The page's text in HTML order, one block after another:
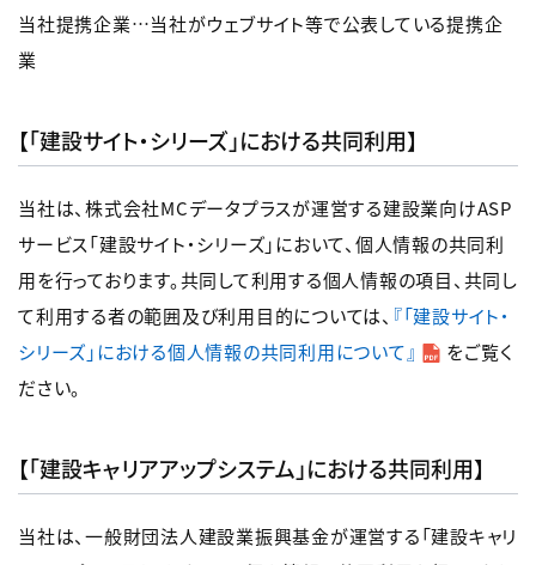
当社提携企業…当社がウェブサイト等で公表している提携企
業
【「建設サイト・シリーズ」における共同利用】
当社は、株式会社MCデータプラスが運営する建設業向けASP
サービス「建設サイト・シリーズ」において、個人情報の共同利
用を行っております。共同して利用する個人情報の項目、共同し
て利用する者の範囲及び利用目的については、 『「建設サイト・
シリーズ」における個人情報の共同利用について』
をご覧く
ださい。
【「建設キャリアアップシステム」における共同利用】
当社は、一般財団法人建設業振興基金が運営する「建設キャリ